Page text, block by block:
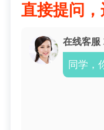
直接提问
在线客服
同学，